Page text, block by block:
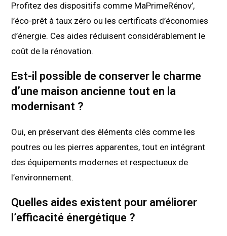
Profitez des dispositifs comme MaPrimeRénov’,
l’éco-prêt à taux zéro ou les certificats d’économies
d’énergie. Ces aides réduisent considérablement le
coût de la rénovation.
Est-il possible de conserver le charme
d’une maison ancienne tout en la
modernisant ?
Oui, en préservant des éléments clés comme les
poutres ou les pierres apparentes, tout en intégrant
des équipements modernes et respectueux de
l’environnement.
Quelles aides existent pour améliorer
l’efficacité énergétique ?